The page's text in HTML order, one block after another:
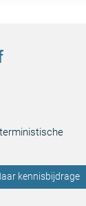
kennisbijdrage